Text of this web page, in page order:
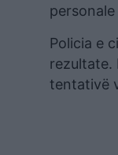
Policia e
rezultate.
tentativë